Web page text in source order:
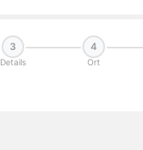
3
Details
4
Ort